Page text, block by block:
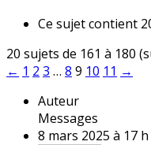
Ce sujet contient
20 sujets de 161 à 180
← 1 2 3 … 8 9 10 11 →
Auteur
Messages
8 mars 2025 à 17